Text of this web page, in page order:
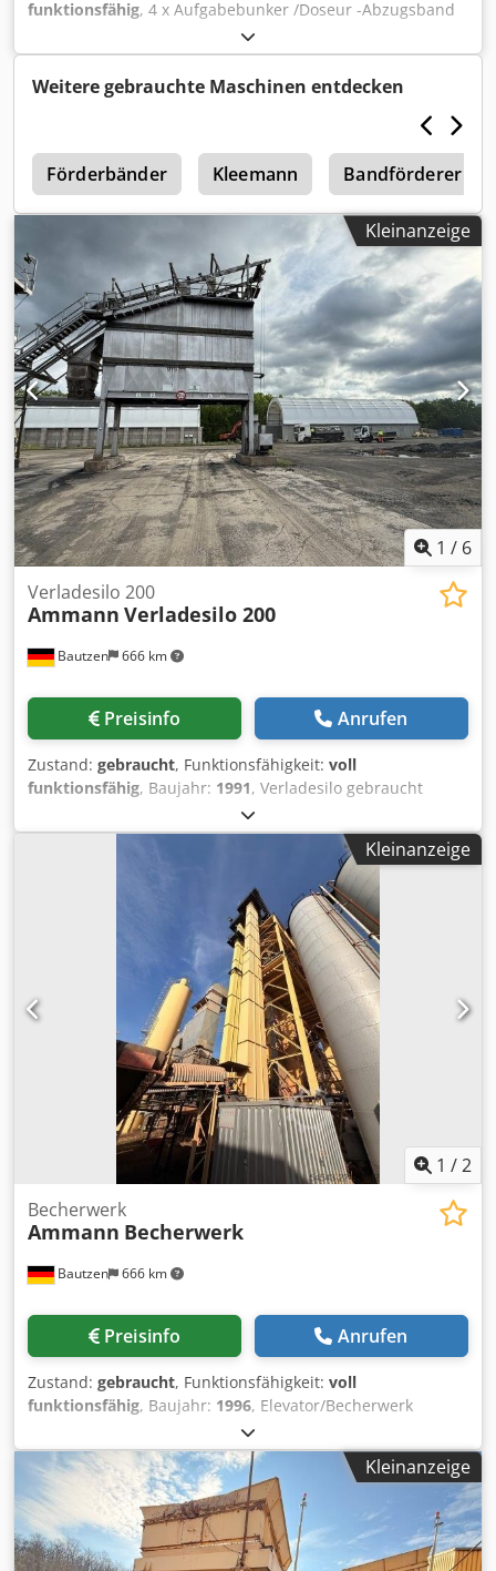
funktionsfähig, 4 x Aufgabebunker /Doseur -Abzugsband
Dwjdpfx Amozq S Hujxja -Förderband/Übergabeband -
elektrische Anlage soweit vorhanden
Weitere gebrauchte Maschinen entdecken
Förderbänder Kleemann Bandförderer
Kleinanzeige
1 / 6
Bautzen 666 km
Verladesilo 200
Ammann Verladesilo 200
Preisinfo Anrufen
Zustand: gebraucht, Funktionsfähigkeit: voll
funktionsfähig, Baujahr: 1991, Verladesilo gebraucht
Hersteller Ulrich Dwjdpfxozq S Ewo Amxoa Gesamtvolumen
200 t -Kübelbahn -Aufzugswinde -elektrische Anlage
Kleinanzeige
1 /2
Bautzen 666 km
Becherwerk
Ammann Becherwerk
Preisinfo Anrufen
Zustand: gebraucht, Funktionsfähigkeit: voll
funktionsfähig, Baujahr: 1996, Elevator/Becherwerk
Einsatz als RC Material Förderanlage H 26 m Dsdpfszq S
Dajx Amxewa
Kleinanzeige